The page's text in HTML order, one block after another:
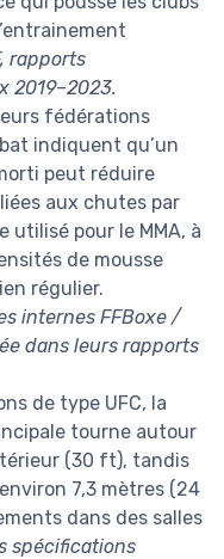
rapports
2019–2023.
fédérations
indiquent qu’un
peut réduire
aux chutes par
utilisé pour le MMA, à
de mousse
régulier.
internes FFBoxe /
dans leurs rapports
de type UFC, la
tourne autour
(30 ft), tandis
7,3 mètres (24
dans des salles
spécifications